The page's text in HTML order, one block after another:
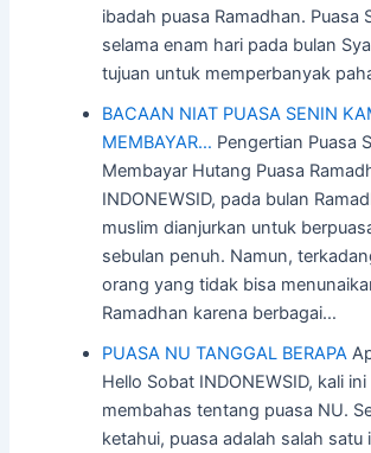
ibadah puasa Ramadhan. Puasa
selama enam hari pada bulan
tujuan untuk memperbanyak
BACAAN NIAT PUASA SENIN
MEMBAYAR… Pengertian Puasa
Membayar Hutang Puasa
INDONEWSID, pada bulan
muslim dianjurkan untuk
sebulan penuh. Namun,
orang yang tidak bisa
Ramadhan karena berbagai…
PUASA NU TANGGAL BERAPA
Hello Sobat INDONEWSID, kali
membahas tentang puasa NU.
ketahui, puasa adalah salah satu